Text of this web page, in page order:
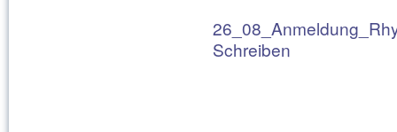
Schreiben